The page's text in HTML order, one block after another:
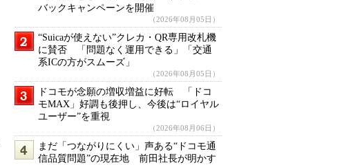
バックキャンペーンを開催
（2026年08月05日）
“Suicaが使えない”クレカ・QR専用改札機
に賛否 「問題なく運用できる」「交通
系ICの方がスムーズ」
（2026年08月05日）
ドコモが念願の増収増益に好転 「ドコ
モMAX」好調も後押し、今後は“ロイヤル
ユーザー”を重視
（2026年08月06日）
まだ「つながりにくい」声ある“ドコモ通
信品質問題”の現在地 前田社長が明かす